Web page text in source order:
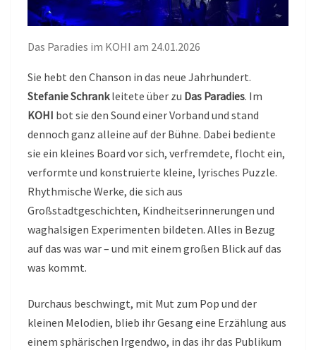
Das Paradies im KOHI am 24.01.2026
Sie hebt den Chanson in das neue Jahrhundert.
Stefanie Schrankleitete über zu Das Paradies. Im
KOHI bot sie den Sound einer Vorband und stand
dennoch ganz alleine auf der Bühne. Dabei bediente
sie ein kleines Board vor sich, verfremdete, flocht ein,
verformte und konstruierte kleine, lyrisches Puzzle.
Rhythmische Werke, die sich aus
Großstadtgeschichten, Kindheitserinnerungen und
waghalsigen Experimenten bildeten. Alles in Bezug
auf das was war – und mit einem großen Blick auf das
was kommt.
Durchaus beschwingt, mit Mut zum Pop und der
kleinen Melodien, blieb ihr Gesang eine Erzählung aus
einem sphärischen Irgendwo, in das ihr das Publikum